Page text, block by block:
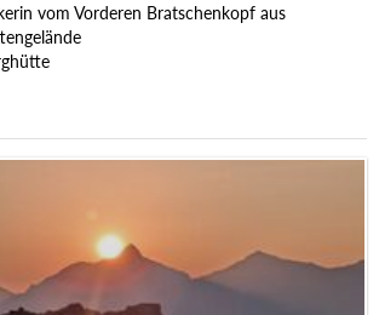
vom Vorderen Bratschenkopf aus